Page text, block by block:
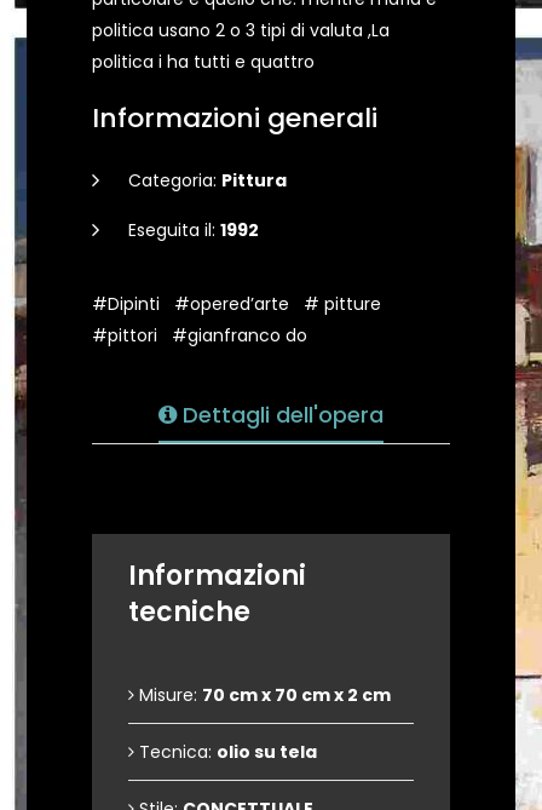
politica usano 2 o 3 tipi di valuta ,La
politica i ha tutti e quattro
Informazioni generali
Categoria: Pittura
Eseguita il: 1992
#Dipinti #opered’arte
# pitture
#pittori
#gianfranco do
Dettagli dell'opera
Informazioni
tecniche
Misure: 70 cm x 70 cm x 2 cm
Tecnica: olio su tela